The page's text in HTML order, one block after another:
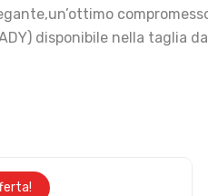
disponibile nella taglia